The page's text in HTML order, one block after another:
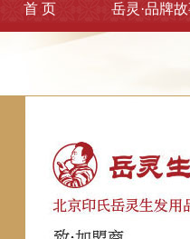
首 页 岳灵·品牌